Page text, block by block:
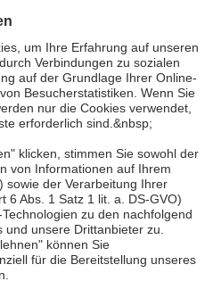
hinter der Bühne.